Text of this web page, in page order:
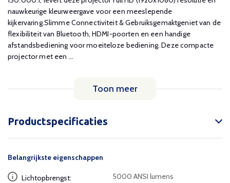
nauwkeurige kleurweergave voor een meeslepende
kijkervaring.Slimme Connectiviteit & Gebruiksgemaktgeniet van de
flexibiliteit van Bluetooth, HDMI-poorten en een handige
afstandsbediening voor moeiteloze bediening. Deze compacte
projector met een ...
Toon meer
Productspecificaties
Belangrijkste eigenschappen
Lichtopbrengst: 5000 ANSI lumens